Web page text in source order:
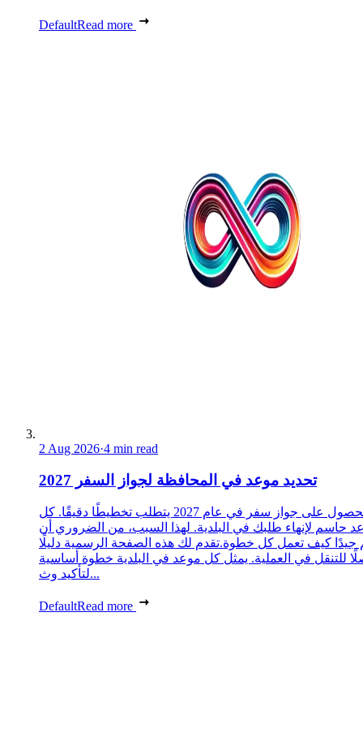
DefaultRead more
2 Aug 2026·4 min read
تحديد موعد في المحافظة لجواز السفر 2027
الحصول على جواز سفر في عام 2027 يتطلب تخطيطًا دقيقًا. كل
حاسم لإنهاء طلبك في البلدية. لهذا السبب، من الضروري أن
جيدًا كيف تعمل كل خطوة.تقدم لك هذه الصفحة الرسمية دليلًا
للتنقل في العملية. يمثل كل موعد في البلدية خطوة أساسية
لتأكيد وث...
DefaultRead more